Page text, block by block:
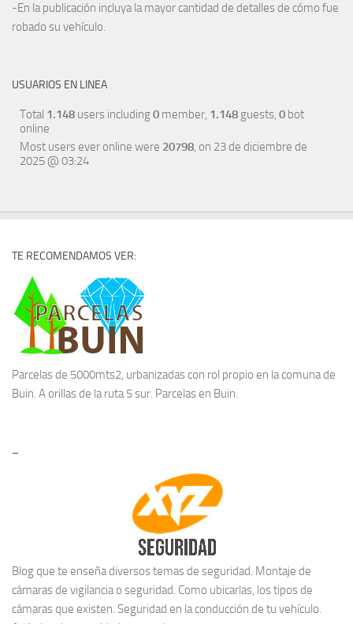
-En la publicación incluya la mayor cantidad de detalles de cómo fue
robado su vehículo.
USUARIOS EN LINEA
Total 1.148 users including0 member, 1.148 guests, 0 bot
online
Most users ever online were 20798, on 23 de diciembre de
2025 @ 03:24
TE RECOMENDAMOS VER:
Parcelas de 5000mts2, urbanizadas con rol propio en la comuna de
Buin. A orillas de la ruta 5 sur. Parcelas en Buin.
–
Blog que te enseña diversos temas de seguridad. Montaje de
cámaras de vigilancia o seguridad. Como ubicarlas, los tipos de
cámaras que existen. Seguridad en la conducción de tu vehículo.